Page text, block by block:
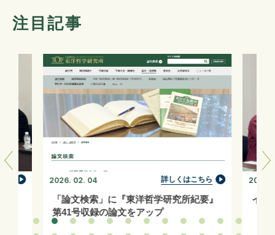
注目記事
2026. 02. 04 詳しくはこちら
「論文検索」に『東洋哲学研究所紀要』
第41号収録の論文をアップ
2026.
イン